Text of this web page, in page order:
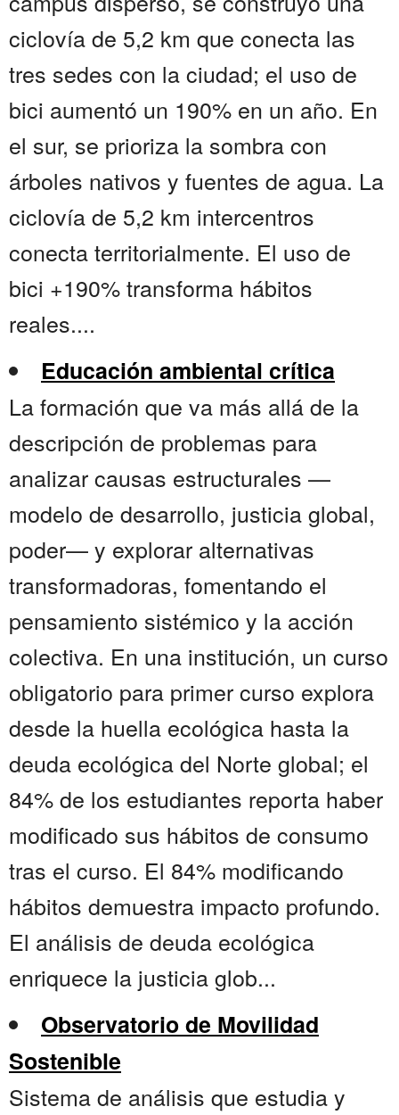
ciclovía de 5,2 km que conecta las
tres sedes con la ciudad; el uso de
bici aumentó un 190% en un año. En
el sur, se prioriza la sombra con
árboles nativos y fuentes de agua. La
ciclovía de 5,2 km intercentros
conecta territorialmente. El uso de
bici +190% transforma hábitos
reales....
Educación ambiental crítica
La formación que va más allá de la
descripción de problemas para
analizar causas estructurales —
modelo de desarrollo, justicia global,
poder— y explorar alternativas
transformadoras, fomentando el
pensamiento sistémico y la acción
colectiva. En una institución, un curso
obligatorio para primer curso explora
desde la huella ecológica hasta la
deuda ecológica del Norte global; el
84% de los estudiantes reporta haber
modificado sus hábitos de consumo
tras el curso. El 84% modificando
hábitos demuestra impacto profundo.
El análisis de deuda ecológica
enriquece la justicia glob...
Observatorio de Movilidad
Sostenible
Sistema de análisis que estudia y